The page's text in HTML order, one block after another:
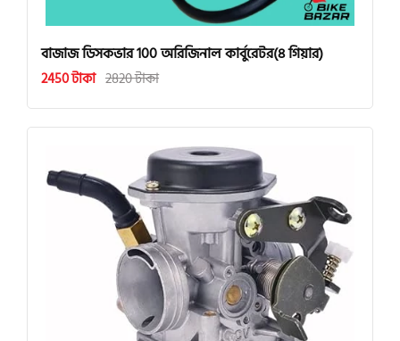
বাজাজ ডিসকভার 100 অরিজিনাল কার্বুরেটর(৪ গিয়ার)
2450 টাকা 2820 টাকা